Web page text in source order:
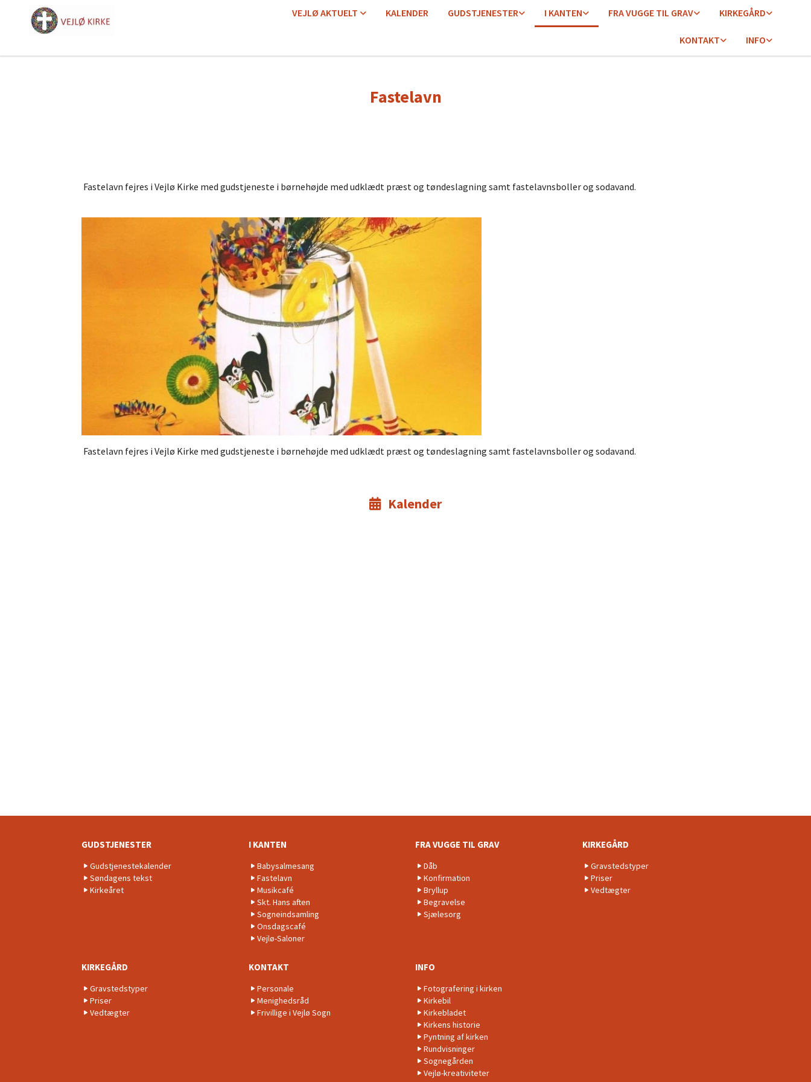
VEJLØ AKTUELT KALENDER GUDSTJENESTER I KANTEN FRA VUGGE TIL GRAV KIRKEGÅRD
KONTAKT INFO
Fastelavn
Fastelavn fejres i Vejlø Kirke med gudstjeneste i børnehøjde med udklædt præst og tøndeslagning samt fastelavnsboller og sodavand.
Fastelavn fejres i Vejlø Kirke med gudstjeneste i børnehøjde med udklædt præst og tøndeslagning samt fastelavnsboller og sodavand.
Kalender
GUDSTJENESTER
Gudstjenestekalender
Søndagens tekst
Kirkeåret
I KANTEN
Babysalmesang
Fastelavn
Musikcafé
Skt. Hans aften
Sogneindsamling
Onsdagscafé
Vejlø-Saloner
FRA VUGGE TIL GRAV
Dåb
Konfirmation
Bryllup
Begravelse
Sjælesorg
KIRKEGÅRD
Gravstedstyper
Priser
Vedtægter
KIRKEGÅRD
Gravstedstyper
Priser
Vedtægter
KONTAKT
Personale
Menighedsråd
Frivillige i Vejlø Sogn
INFO
Fotografering i kirken
Kirkebil
Kirkebladet
Kirkens historie
Pyntning af kirken
Rundvisninger
Sognegården
Vejlø-kreativiteter